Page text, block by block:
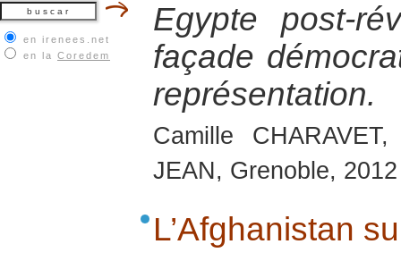
en irenees.net
en la Coredem
Egypte post-
façade
représentation.
Camille
JEAN, Grenoble, 2012
L’Afghanistan